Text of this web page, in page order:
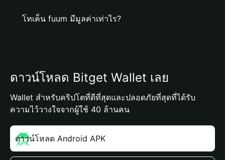
โทเค็น fuum มีมูลค่าเท่าไร?
ดาวน์โหลด Bitget Wallet เลย
Wallet สำหรับคริปโตที่ดีที่สุดและปลอดภัยที่สุดที่ได้รับ
ความไว้วางใจจากผู้ใช้ 40 ล้านคน
ดาวน์โหลด Android APK